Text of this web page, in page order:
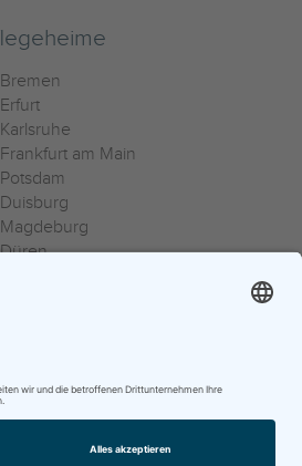
am Main
0800 800 666 0